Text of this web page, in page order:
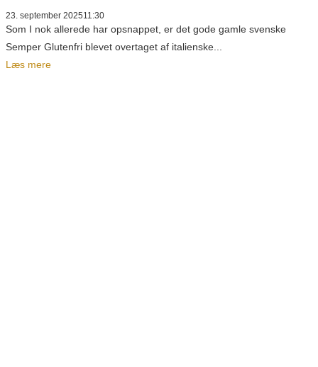
23. september 202511:30
Som I nok allerede har opsnappet, er det gode gamle svenske
Semper Glutenfri blevet overtaget af italienske...
Læs mere